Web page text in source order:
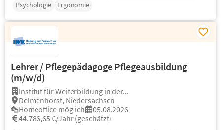
Psychologie
Ergonomie
Lehrer / Pflegepädagoge Pflegeausbildung
(m/w/d)
Institut für Weiterbildung in der...
Delmenhorst, Niedersachsen
Homeoffice möglich
05.08.2026
44.786,65 €/Jahr (geschätzt)